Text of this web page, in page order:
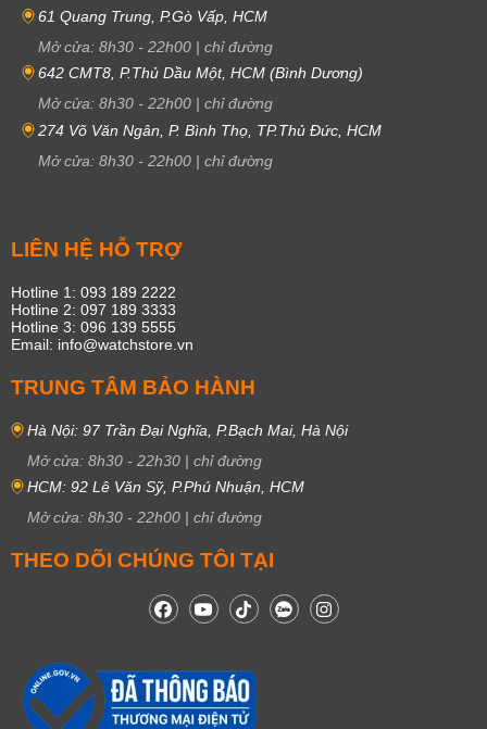
61 Quang Trung, P.Gò Vấp, HCM
Mở cửa: 8h30 - 22h00 | chỉ đường
642 CMT8, P.Thủ Dầu Một, HCM (Bình Dương)
Mở cửa: 8h30 - 22h00 | chỉ đường
274 Võ Văn Ngân, P. Bình Thọ, TP.Thủ Đức, HCM
Mở cửa: 8h30 - 22h00 | chỉ đường
LIÊN HỆ HỖ TRỢ
Hotline 1: 093 189 2222
Hotline 2: 097 189 3333
Hotline 3: 096 139 5555
Email: info@watchstore.vn
TRUNG TÂM BẢO HÀNH
Hà Nội: 97 Trần Đại Nghĩa, P.Bạch Mai, Hà Nội
Mở cửa: 8h30 - 22h30 | chỉ đường
HCM: 92 Lê Văn Sỹ, P.Phú Nhuận, HCM
Mở cửa: 8h30 - 22h00 | chỉ đường
THEO DÕI CHÚNG TÔI TẠI